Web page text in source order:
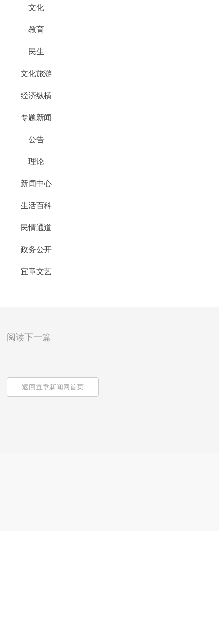
文化
教育
民生
文化旅游
经济纵横
专题新闻
公告
理论
新闻中心
生活百科
民情通道
政务公开
宜章文艺
阅读下一篇
返回宜章新闻网首页